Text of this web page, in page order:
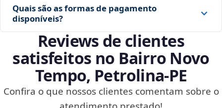
Quais são as formas de pagamento
disponíveis?
Reviews de clientes
satisfeitos no Bairro Novo
Tempo, Petrolina‑PE
Confira o que nossos clientes comentam sobre o